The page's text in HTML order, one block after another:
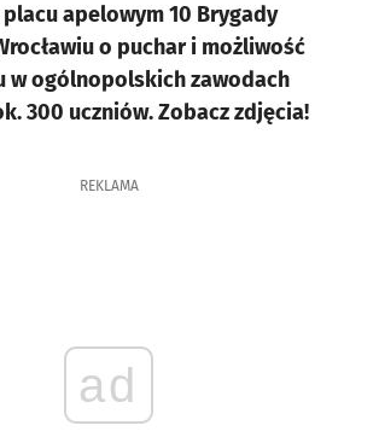
apelowym 10 Brygady
o puchar i możliwość
w ogólnopolskich zawodach
300 uczniów. Zobacz zdjęcia!
REKLAMA
ad